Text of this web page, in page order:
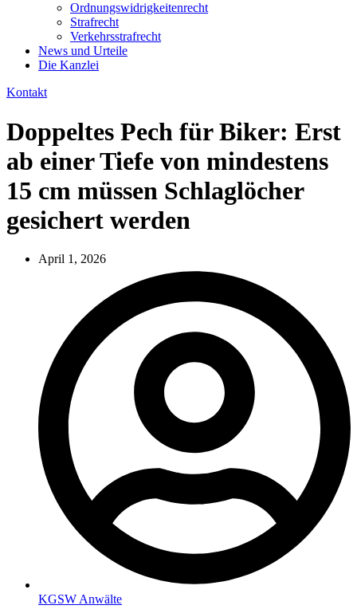
Ordnungswidrig­keitenrecht
Strafrecht
Verkehrsstrafrecht
News und Urteile
Die Kanzlei
Kontakt
Doppeltes Pech für Biker: Erst
ab einer Tiefe von mindestens
15 cm müssen Schlaglöcher
gesichert werden
April 1, 2026
KGSW Anwälte